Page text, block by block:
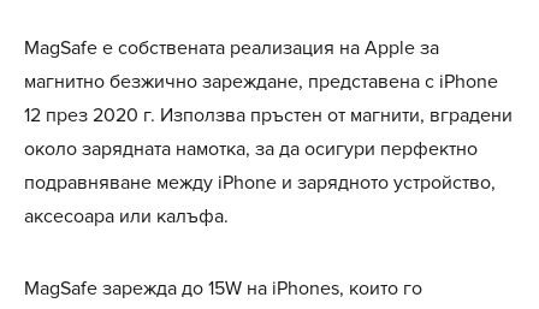
MagSafe е собствената реализация на Apple за
магнитно безжично зареждане, представена с iPhone
12 през 2020 г. Използва пръстен от магнити, вградени
около зарядната намотка, за да осигури перфектно
подравняване между iPhone и зарядното устройство,
аксесоара или калъфа.
MagSafe зарежда до 15W на iPhones, които го